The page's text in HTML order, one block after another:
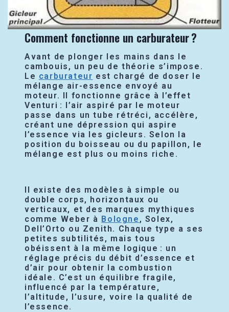
Comment fonctionne un carburateur ?
Avant de plonger les mains dans le
cambouis, un peu de théorie s’impose.
Le carburateur est chargé de doser le
mélange air-essence envoyé au
moteur. Il fonctionne grâce à l’effet
Venturi : l’air aspiré par le moteur
passe dans un tube rétréci, accélère,
créant une dépression qui aspire
l’essence via les gicleurs. Selon la
position du boisseau ou du papillon, le
mélange est plus ou moins riche.
Il existe des modèles à simple ou
double corps, horizontaux ou
verticaux, et des marques mythiques
comme Weber à Bologne , Solex,
Dell’Orto ou Zenith. Chaque type a ses
petites subtilités, mais tous
obéissent à la même logique : un
réglage précis du débit d’essence et
d’air pour obtenir la combustion
idéale. C’est un équilibre fragile,
influencé par la température,
l’altitude, l’usure, voire la qualité de
l’essence.